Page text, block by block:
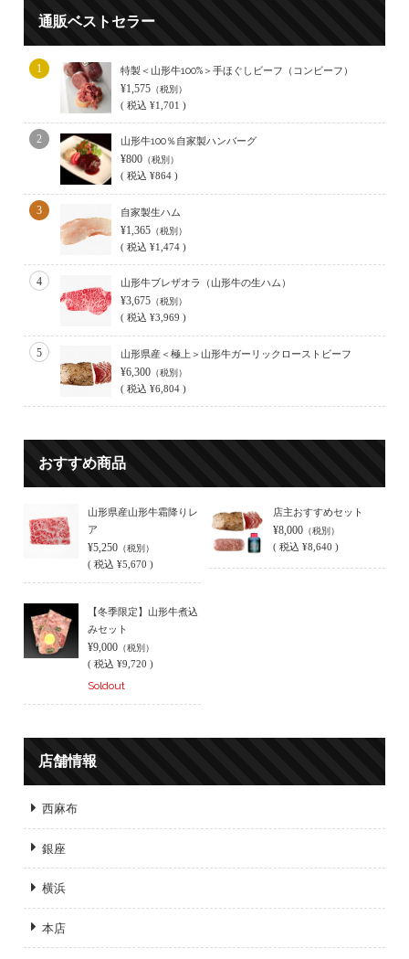
通販ベストセラー
1 特製＜山形牛100%＞手ほぐしビーフ（コンビーフ）
¥1,575 （税別）
( 税込 ¥1,701 )
2 山形牛100％自家製ハンバーグ
¥800 （税別）
( 税込 ¥864 )
3 自家製生ハム
¥1,365 （税別）
( 税込 ¥1,474 )
4 山形牛ブレザオラ（山形牛の生ハム）
¥3,675 （税別）
( 税込 ¥3,969 )
5 山形県産＜極上＞山形牛ガーリックローストビーフ
¥6,300 （税別）
( 税込 ¥6,804 )
おすすめ商品
山形県産山形牛霜降りレ
ア
¥5,250 （税別）
( 税込 ¥5,670 )
店主おすすめセット
¥8,000（税別）
( 税込 ¥8,640 )
【冬季限定】山形牛煮込
みセット
¥9,000 （税別）
( 税込 ¥9,720 )
Soldout
店舗情報
西麻布
銀座
横浜
本店